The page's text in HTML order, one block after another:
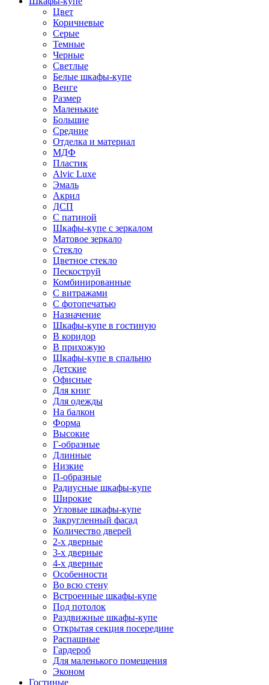
Цвет
Коричневые
Серые
Темные
Черные
Светлые
Белые шкафы-купе
Венге
Размер
Маленькие
Большие
Средние
Отделка и материал
МДФ
Пластик
Alvic Luxe
Эмаль
Акрил
ДСП
С патиной
Шкафы-купе с зеркалом
Матовое зеркало
Стекло
Цветное стекло
Пескоструй
Комбинированные
С витражами
С фотопечатью
Назначение
Шкафы-купе в гостиную
В коридор
В прихожую
Шкафы-купе в спальню
Детские
Офисные
Для книг
Для одежды
На балкон
Форма
Высокие
Г-образные
Длинные
Низкие
П-образные
Радиусные шкафы-купе
Широкие
Угловые шкафы-купе
Закругленный фасад
Количество дверей
2-х дверные
3-х дверные
4-х дверные
Особенности
Во всю стену
Встроенные шкафы-купе
Под потолок
Раздвижные шкафы-купе
Открытая секция посередине
Распашные
Гардероб
Для маленького помещения
Эконом
Гостиные